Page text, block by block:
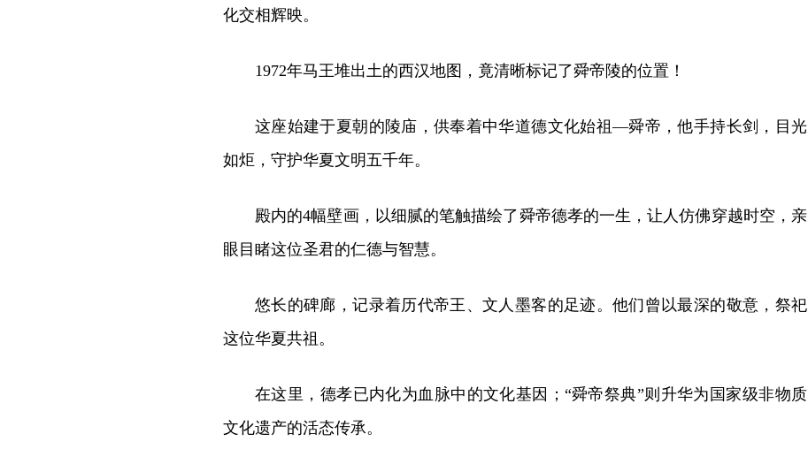
化交相辉映。
1972年马王堆出土的西汉地图，竟清晰标记了舜帝陵的位置！
这座始建于夏朝的陵庙，供奉着中华道德文化始祖—舜帝，他手持长剑，目光
如炬，守护华夏文明五千年。
殿内的4幅壁画，以细腻的笔触描绘了舜帝德孝的一生，让人仿佛穿越时空，亲
眼目睹这位圣君的仁德与智慧。
悠长的碑廊，记录着历代帝王、文人墨客的足迹。他们曾以最深的敬意，祭祀
这位华夏共祖。
在这里，德孝已内化为血脉中的文化基因；“舜帝祭典”则升华为国家级非物质
文化遗产的活态传承。